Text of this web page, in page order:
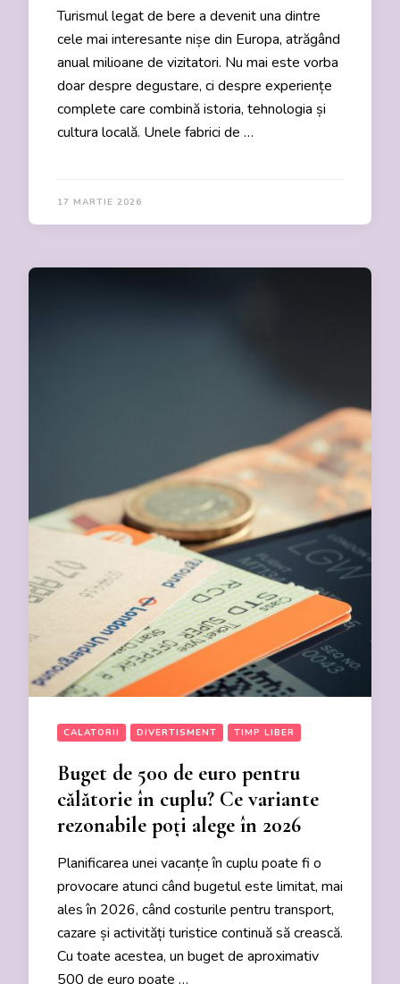
Turismul legat de bere a devenit una dintre
cele mai interesante nișe din Europa, atrăgând
anual milioane de vizitatori. Nu mai este vorba
doar despre degustare, ci despre experiențe
complete care combină istoria, tehnologia și
cultura locală. Unele fabrici de …
17 MARTIE 2026
CALATORII DIVERTISMENT TIMP LIBER
Buget de 500 de euro pentru
călătorie în cuplu? Ce variante
rezonabile poți alege în 2026
Planificarea unei vacanțe în cuplu poate fi o
provocare atunci când bugetul este limitat, mai
ales în 2026, când costurile pentru transport,
cazare și activități turistice continuă să crească.
Cu toate acestea, un buget de aproximativ
500 de euro poate …